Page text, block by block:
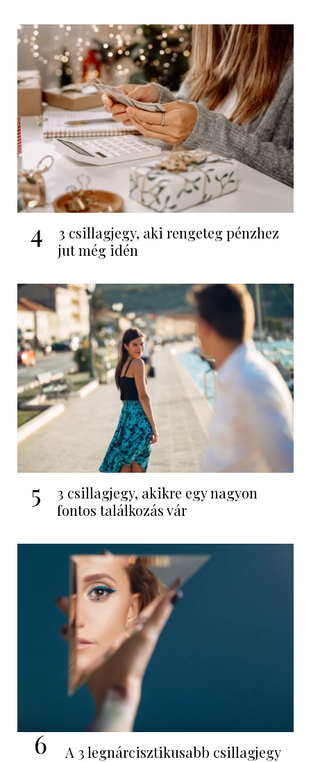
4
3 csillagjegy, aki rengeteg pénzhez
jut még idén
5
3 csillagjegy, akikre egy nagyon
fontos találkozás vár
6 A 3 legnárcisztikusabb csillagjegy